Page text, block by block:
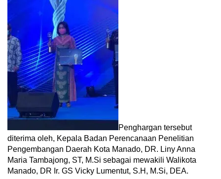
Penghargan tersebut
diterima oleh, Kepala Badan Perencanaan Penelitian
Pengembangan Daerah Kota Manado, DR. Liny Anna
Maria Tambajong, ST, M.Si sebagai mewakili Walikota
Manado, DR Ir. GS Vicky Lumentut, S.H, M.Si, DEA.